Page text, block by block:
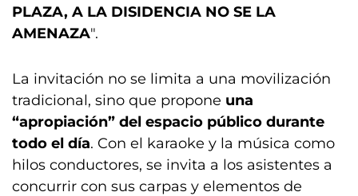
PLAZA, A LA DISIDENCIA NO SE LA
AMENAZA".
La invitación no se limita a una movilización
tradicional, sino que propone una
“apropiación” del espacio público durante
todo el día. Con el karaoke y la música como
hilos conductores, se invita a los asistentes a
concurrir con sus carpas y elementos de